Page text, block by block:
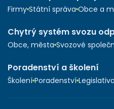
Firmy Státní správa Obce a
Chytrý systém svozu
Obce, města Svozové
Poradenství a školení
Školení Poradenství Legislativa